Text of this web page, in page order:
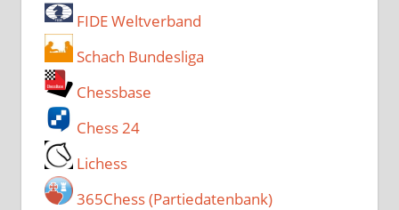
FIDE Weltverband
Schach Bundesliga
Chessbase
Chess 24
Lichess
365Chess (Partiedatenbank)